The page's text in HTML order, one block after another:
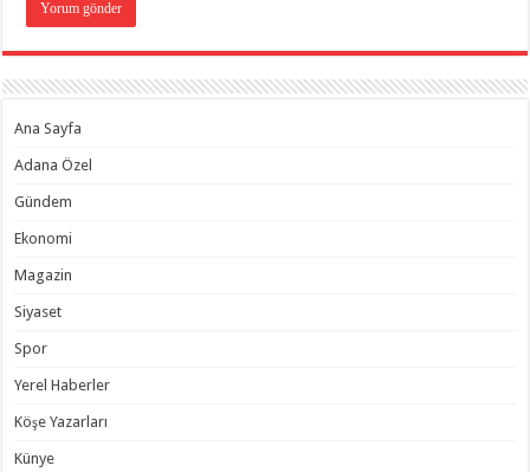
Ana Sayfa
Adana Özel
Gündem
Ekonomi
Magazin
Siyaset
Spor
Yerel Haberler
Köşe Yazarları
Künye